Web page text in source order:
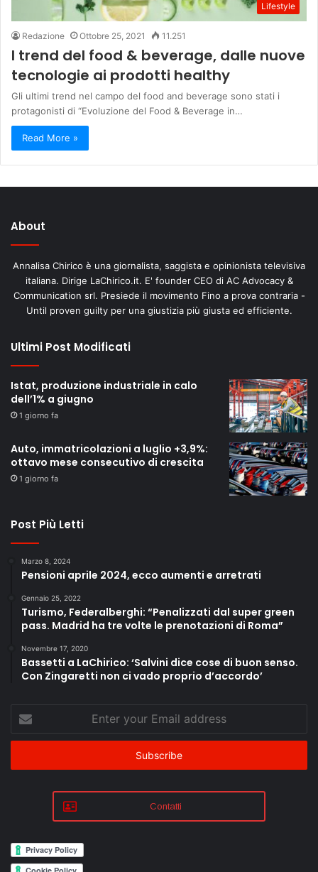
Lifestyle
Redazione Ottobre 25, 2021 11.251
I trend del food & beverage, dalle nuove
tecnologie ai prodotti healthy
Gli ultimi trend nel campo del food and beverage sono stati i
protagonisti di “Evoluzione del Food & Beverage in…
Read More »
About
Annalisa Chirico è una giornalista, saggista e opinionista televisiva
italiana. Dirige LaChirico.it. E' founder CEO di AC Advocacy &
Communication srl. Presiede il movimento Fino a prova contraria -
Until proven guilty per una giustizia più giusta ed efficiente.
Ultimi Post Modificati
Istat, produzione industriale in calo
dell’1% a giugno
1 giorno fa
Auto, immatricolazioni a luglio +3,9%:
ottavo mese consecutivo di crescita
1 giorno fa
Post Più Letti
Marzo 8, 2024
Pensioni aprile 2024, ecco aumenti e arretrati
Gennaio 25, 2022
Turismo, Federalberghi: “Penalizzati dal super green
pass. Madrid ha tre volte le prenotazioni di Roma”
Novembre 17, 2020
Bassetti a LaChirico: ‘Salvini dice cose di buon senso.
Con Zingaretti non ci vado proprio d’accordo’
Enter
your
Email
Contatti